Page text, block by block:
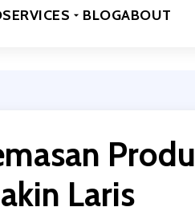
SERVICES BLOGABOUT
Laris